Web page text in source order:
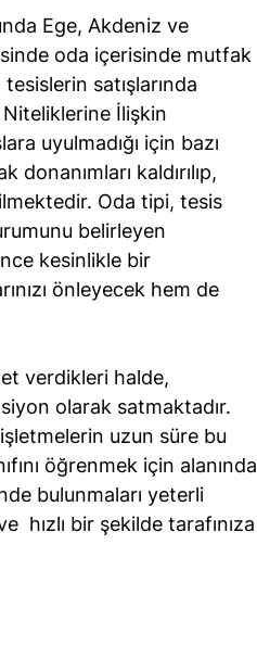
Ege, Akdeniz ve
oda içerisinde mutfak
satışlarında
İlişkin
uyulmadığı için bazı
kaldırılıp,
Oda tipi, tesis
belirleyen
kesinlikle bir
önleyecek hem de
verdikleri halde,
olarak satmaktadır.
uzun süre bu
öğrenmek için alanında
bulunmaları yeterli
hızlı bir şekilde tarafınıza